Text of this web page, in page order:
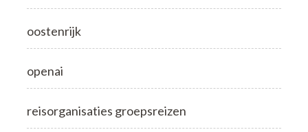
oostenrijk
openai
reisorganisaties groepsreizen